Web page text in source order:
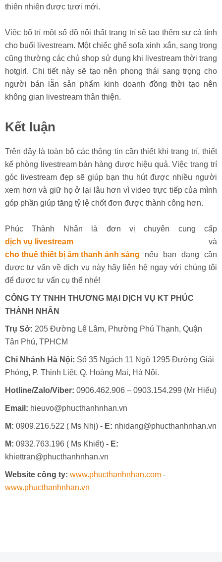
thiên nhiên được tươi mới.
Việc bố trí một số đồ nội thất trang trí sẽ tạo thêm sự cá tính
cho buổi livestream. Một chiếc ghế sofa xinh xắn, sang trọng
cũng thường các chủ shop sử dụng khi livestream thời trang
hotgirl. Chi tiết này sẽ tạo nên phong thái sang trọng cho
người bán lẫn sản phẩm kinh doanh đồng thời tạo nên
không gian livestream thân thiện.
Kết luận
Trên đây là toàn bộ các thông tin cần thiết khi trang trí, thiết
kế phòng livestream bán hàng được hiệu quả. Việc trang trí
góc livestream đẹp sẽ giúp bạn thu hút được nhiều người
xem hơn và giữ họ ở lại lâu hơn vì video trực tiếp của mình
góp phần giúp tăng tỷ lệ chốt đơn được thành công hơn.
Phúc Thành Nhân là đơn vị chuyên cung cấp
dịch vụ livestream và
cho thuê thiết bị âm thanh ánh sáng nếu bạn đang cần
được tư vấn về dịch vụ này hãy liên hệ ngay với chúng tôi
để được tư vấn cụ thể nhé!
CÔNG TY TNHH THƯƠNG MẠI DỊCH VỤ KT PHÚC
THÀNH NHÂN
Trụ Sở: 205 Đường Lê Lâm, Phường Phú Thạnh, Quận
Tân Phú, TPHCM
Chi Nhánh Hà Nội: Số 35 Ngách 11 Ngõ 1295 Đường Giải
Phóng, P. Thịnh Liệt, Q. Hoàng Mai, Hà Nội.
Hotline/Zalo/Viber: 0906.462.906 – 0903.154.299 (Mr Hiếu)
Email: hieuvo@phucthanhnhan.vn
M: 0909.216.522 ( Ms Nhị) - E: nhidang@phucthanhnhan.vn
M: 0932.763.196 ( Ms Khiết) - E:
khiettran@phucthanhnhan.vn
Website công ty: www.phucthanhnhan.com -
www.phucthanhnhan.vn